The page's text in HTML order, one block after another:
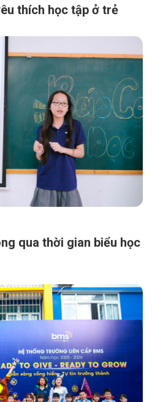
thích học tập ở trẻ
qua thời gian biểu học